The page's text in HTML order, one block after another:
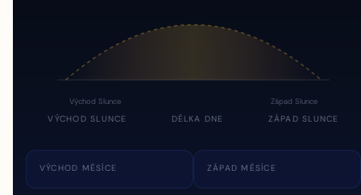
Východ Slunce Západ Slunce
VÝCHOD SLUNCE DÉLKA DNE ZÁPAD SLUNCE
VÝCHOD MĚSÍCE ZÁPAD MĚSÍCE